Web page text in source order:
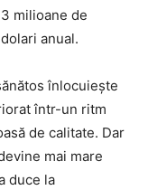
milioane de
anual.
înlocuiește
într-un ritm
de calitate. Dar
mai mare
duce la